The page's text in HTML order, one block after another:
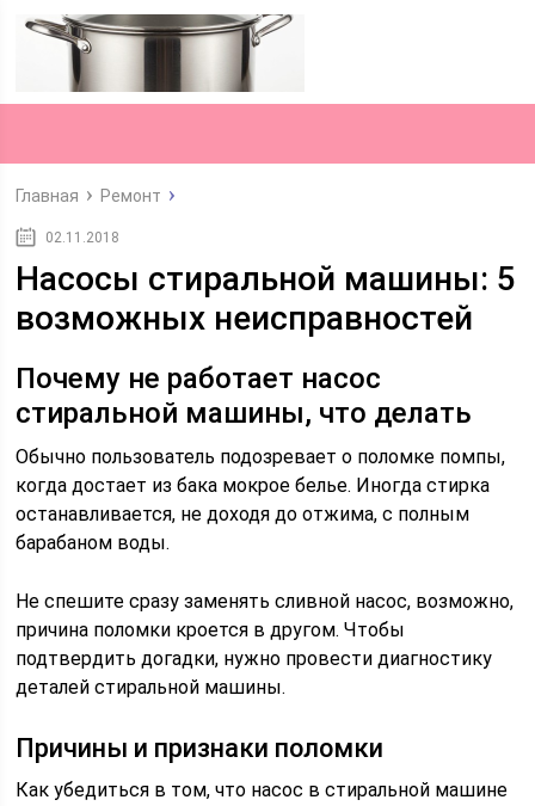
Главная Ремонт
02.11.2018
Насосы стиральной машины: 5
возможных неисправностей
Почему не работает насос
стиральной машины, что делать
Обычно пользователь подозревает о поломке помпы,
когда достает из бака мокрое белье. Иногда стирка
останавливается, не доходя до отжима, с полным
барабаном воды.
Не спешите сразу заменять сливной насос, возможно,
причина поломки кроется в другом. Чтобы
подтвердить догадки, нужно провести диагностику
деталей стиральной машины.
Причины и признаки поломки
Как убедиться в том, что насос в стиральной машине